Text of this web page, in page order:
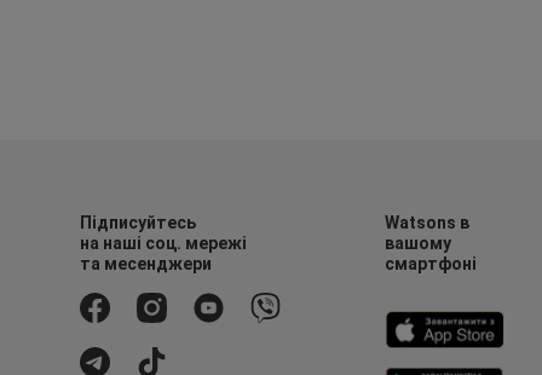
Підписуйтесь
на наші соц. мережі
та месенджери
Watsons в
вашому
смартфоні